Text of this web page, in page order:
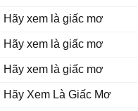
Hãy xem là giấc mơ
Hãy xem là giấc mơ
Hãy xem là giấc mơ
Hãy Xem Là Giấc Mơ